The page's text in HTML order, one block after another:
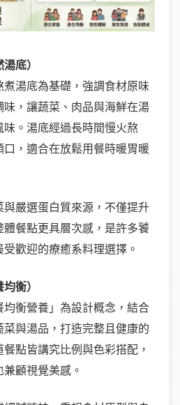
底）
湯底為基礎，強調食材原味
味，讓蔬菜、肉品與海鮮在湯
味。湯底經過長時間慢火熬
，適合在放鬆用餐時暖胃暖
嚴選蛋白質來源，不僅提升
體餐點更具層次感，是許多饕
歡迎的療癒系料理選擇。
衡）
均衡營養」為設計概念，結合
菜與湯品，打造完整且健康的
點皆講究比例與色彩搭配，
顧視覺美感。